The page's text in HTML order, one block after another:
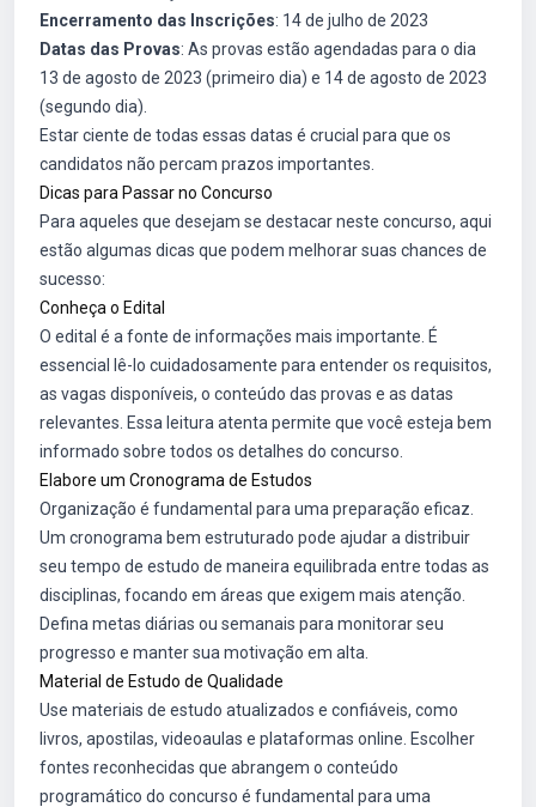
Encerramento das Inscrições: 14 de julho de 2023
Datas das Provas: As provas estão agendadas para o dia
13 de agosto de 2023 (primeiro dia) e 14 de agosto de 2023
(segundo dia).
Estar ciente de todas essas datas é crucial para que os
candidatos não percam prazos importantes.
Dicas para Passar no Concurso
Para aqueles que desejam se destacar neste concurso, aqui
estão algumas dicas que podem melhorar suas chances de
sucesso:
Conheça o Edital
O edital é a fonte de informações mais importante. É
essencial lê-lo cuidadosamente para entender os requisitos,
as vagas disponíveis, o conteúdo das provas e as datas
relevantes. Essa leitura atenta permite que você esteja bem
informado sobre todos os detalhes do concurso.
Elabore um Cronograma de Estudos
Organização é fundamental para uma preparação eficaz.
Um cronograma bem estruturado pode ajudar a distribuir
seu tempo de estudo de maneira equilibrada entre todas as
disciplinas, focando em áreas que exigem mais atenção.
Defina metas diárias ou semanais para monitorar seu
progresso e manter sua motivação em alta.
Material de Estudo de Qualidade
Use materiais de estudo atualizados e confiáveis, como
livros, apostilas, videoaulas e plataformas online. Escolher
fontes reconhecidas que abrangem o conteúdo
programático do concurso é fundamental para uma